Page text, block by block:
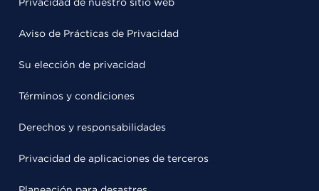
Aviso de Prácticas de Privacidad
Su elección de privacidad
Términos y condiciones
Derechos y responsabilidades
Privacidad de aplicaciones de terceros